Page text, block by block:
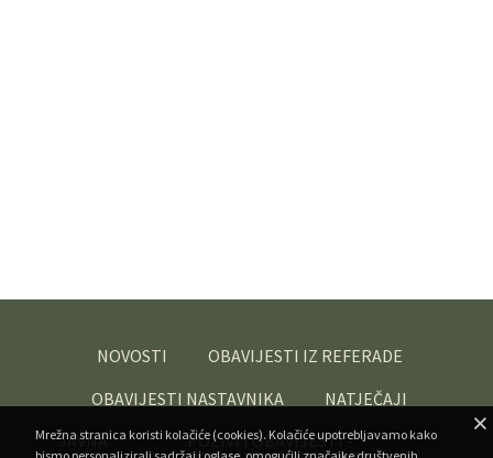
NOVOSTI
OBAVIJESTI IZ REFERADE
OBAVIJESTI NASTAVNIKA
NATJEČAJI
JAVNA
POZIVI I OBAVIJESTI -
Mrežna stranica koristi kolačiće (cookies). Kolačiće upotrebljavamo kako